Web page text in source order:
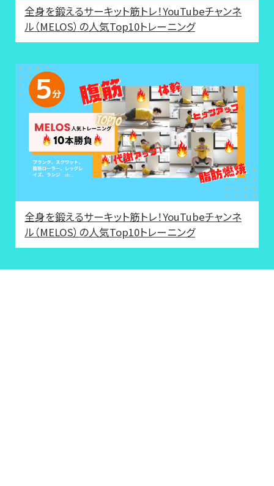
全身を鍛えるサーキット筋トレ！YouTubeチャンネ
ル（MELOS）の人気Top10トレーニング
全身を鍛えるサーキット筋トレ！YouTubeチャンネ
ル（MELOS）の人気Top10トレーニング